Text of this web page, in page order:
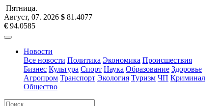
Пятница.
Август, 07. 2026 $ 81.4077
€ 94.0585
Новости
Все новости Политика Экономика Происшествия
Бизнес Культура Спорт Наука Образование Здоровье
Агропром Транспорт Экология Туризм ЧП Криминал
Общество